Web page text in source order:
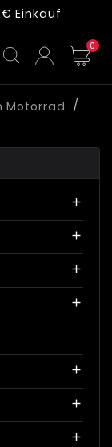
Einkauf
0
Motorrad






